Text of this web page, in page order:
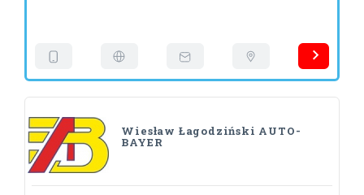
Wiesław Łagodziński AUTO-
BAYER